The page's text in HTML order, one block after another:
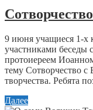
9 июня учащиеся 1-х
участниками беседы
протоиереем
тему Сотворчество с
творчества. Ребята
Далее